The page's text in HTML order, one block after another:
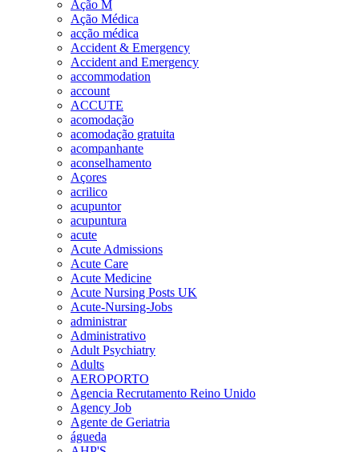
Ação M
Ação Médica
acção médica
Accident & Emergency
Accident and Emergency
accommodation
account
ACCUTE
acomodação
acomodação gratuita
acompanhante
aconselhamento
Açores
acrilico
acupuntor
acupuntura
acute
Acute Admissions
Acute Care
Acute Medicine
Acute Nursing Posts UK
Acute-Nursing-Jobs
administrar
Administrativo
Adult Psychiatry
Adults
AEROPORTO
Agencia Recrutamento Reino Unido
Agency Job
Agente de Geriatria
águeda